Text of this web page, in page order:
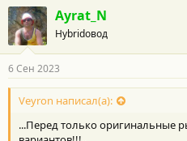
Ayrat_N
Hybridовод
6 Сен 2023
Veyron написал(а):
...Перед только оригинальные